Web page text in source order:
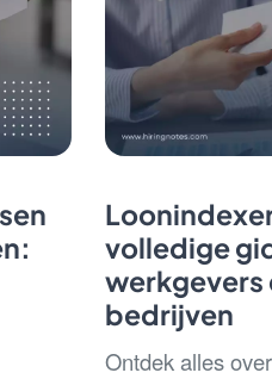
volledige
werkgevers
bedrijven
Ontdek alles